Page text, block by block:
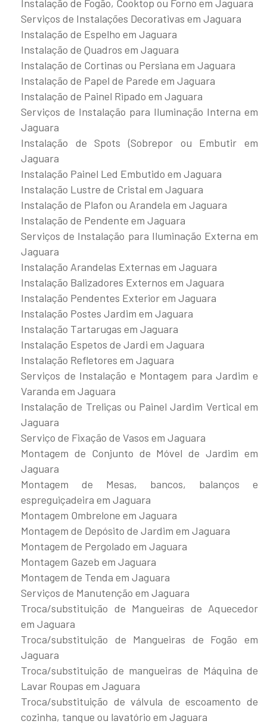
Instalação de Fogão, Cooktop ou Forno em Jaguara
Serviços de Instalações Decorativas em Jaguara
Instalação de Espelho em Jaguara
Instalação de Quadros em Jaguara
Instalação de Cortinas ou Persiana em Jaguara
Instalação de Papel de Parede em Jaguara
Instalação de Painel Ripado em Jaguara
Serviços de Instalação para Iluminação Interna em
Jaguara
Instalação de Spots (Sobrepor ou Embutir em
Jaguara
Instalação Painel Led Embutido em Jaguara
Instalação Lustre de Cristal em Jaguara
Instalação de Plafon ou Arandela em Jaguara
Instalação de Pendente em Jaguara
Serviços de Instalação para Iluminação Externa em
Jaguara
Instalação Arandelas Externas em Jaguara
Instalação Balizadores Externos em Jaguara
Instalação Pendentes Exterior em Jaguara
Instalação Postes Jardim em Jaguara
Instalação Tartarugas em Jaguara
Instalação Espetos de Jardi em Jaguara
Instalação Refletores em Jaguara
Serviços de Instalação e Montagem para Jardim e
Varanda em Jaguara
Instalação de Treliças ou Painel Jardim Vertical em
Jaguara
Serviço de Fixação de Vasos em Jaguara
Montagem de Conjunto de Móvel de Jardim em
Jaguara
Montagem de Mesas, bancos, balanços e
espreguiçadeira em Jaguara
Montagem Ombrelone em Jaguara
Montagem de Depósito de Jardim em Jaguara
Montagem de Pergolado em Jaguara
Montagem Gazeb em Jaguara
Montagem de Tenda em Jaguara
Serviços de Manutenção em Jaguara
Troca/substituição de Mangueiras de Aquecedor
em Jaguara
Troca/substituição de Mangueiras de Fogão em
Jaguara
Troca/substituição de mangueiras de Máquina de
Lavar Roupas em Jaguara
Troca/substituição de válvula de escoamento de
cozinha, tanque ou lavatório em Jaguara